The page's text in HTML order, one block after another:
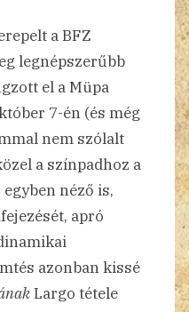
a BFZ
legnépszerűbb
el a Müpa
7-én (és még
nem szólalt
a színpadhoz a
néző is,
apró
azonban kissé
Largo tétele